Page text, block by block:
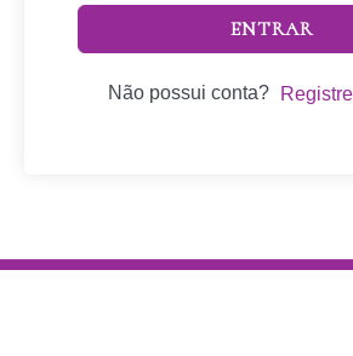
ENTRAR
Não possui conta?